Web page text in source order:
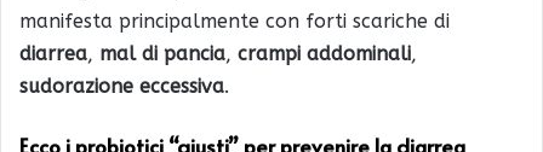
manifesta principalmente con forti scariche di
diarrea, mal di pancia, crampi addominali,
sudorazione eccessiva.
Ecco i probiotici “giusti” per prevenire la diarrea